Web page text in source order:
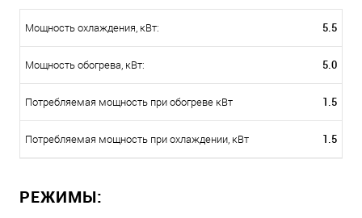
Мощность охлаждения, кВт: 5.5
Мощность обогрева, кВт: 5.0
Потребляемая мощность при обогреве кВт 1.5
Потребляемая мощность при охлаждении, кВт 1.5
РЕЖИМЫ: